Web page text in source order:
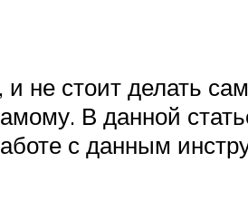
не стоит делать
В данной
с данным